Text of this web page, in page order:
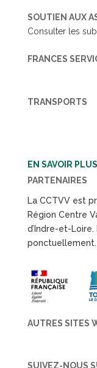
SOUTIEN AUX
Consulter les
FRANCES
TRANSPORTS
EN SAVOIR PLUS
PARTENAIRES
La CCTVV est
Région Centre
d’Indre-et-
ponctuellement.
AUTRES SITES
SUIVEZ-NOUS